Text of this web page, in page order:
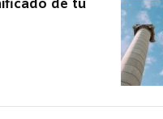
de tu